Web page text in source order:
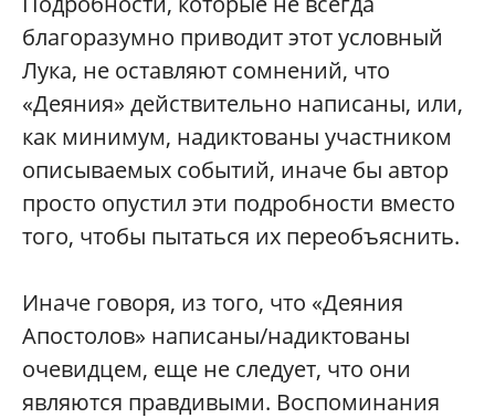
благоразумно приводит этот условный
Лука, не оставляют сомнений, что
«Деяния» действительно написаны, или,
как минимум, надиктованы участником
описываемых событий, иначе бы автор
просто опустил эти подробности вместо
того, чтобы пытаться их переобъяснить.
Иначе говоря, из того, что «Деяния
Апостолов» написаны/надиктованы
очевидцем, еще не следует, что они
являются правдивыми. Воспоминания